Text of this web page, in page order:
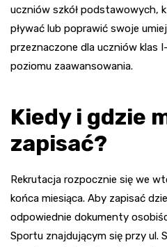
uczniów szkół podstawowych,
pływać lub poprawić swoje
przeznaczone dla uczniów klas
poziomu zaawansowania.
Kiedy i gdzie
zapisać?
Rekrutacja rozpocznie się we
końca miesiąca. Aby zapisać
odpowiednie dokumenty
Sportu znajdującym się przy ul.